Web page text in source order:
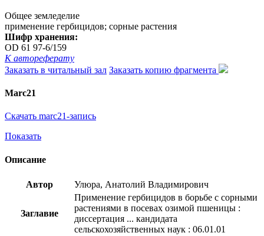
Общее земледелие
применение гербицидов; сорные растения
Шифр хранения:
OD 61 97-6/159
К автореферату
Заказать в читальный зал Заказать копию фрагмента
Marc21
Скачать marc21-запись
Показать
Описание
Автор Улюра, Анатолий Владимирович
Заглавие
Применение гербицидов в борьбе с сорными
растениями в посевах озимой пшеницы :
диссертация ... кандидата
сельскохозяйственных наук : 06.01.01